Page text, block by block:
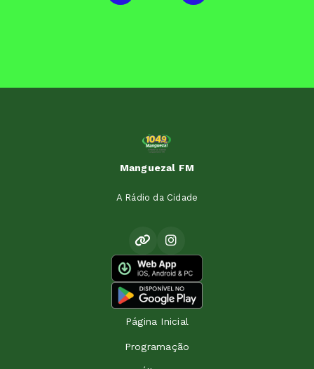
Manguezal FM
A Rádio da Cidade
Página Inicial
Programação